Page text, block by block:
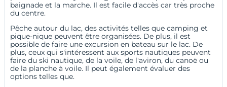
baignade et la marche. Il est facile d'accès car très proche
du centre.
Pêche autour du lac, des activités telles que camping et
pique-nique peuvent être organisées. De plus, il est
possible de faire une excursion en bateau sur le lac. De
plus, ceux qui s'intéressent aux sports nautiques peuvent
faire du ski nautique, de la voile, de l'aviron, du canoë ou
de la planche à voile. Il peut également évaluer des
options telles que.